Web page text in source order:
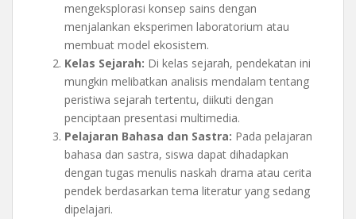
mengeksplorasi konsep sains dengan
menjalankan eksperimen laboratorium atau
membuat model ekosistem.
Kelas Sejarah: Di kelas sejarah, pendekatan ini
mungkin melibatkan analisis mendalam tentang
peristiwa sejarah tertentu, diikuti dengan
penciptaan presentasi multimedia.
Pelajaran Bahasa dan Sastra: Pada pelajaran
bahasa dan sastra, siswa dapat dihadapkan
dengan tugas menulis naskah drama atau cerita
pendek berdasarkan tema literatur yang sedang
dipelajari.